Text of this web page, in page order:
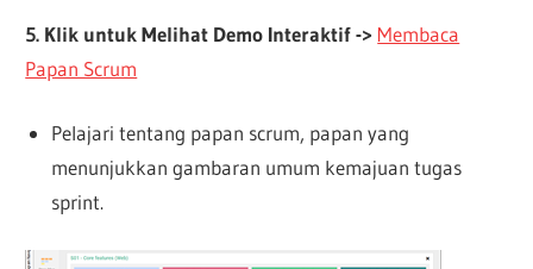
5. Klik untuk Melihat Demo Interaktif -> Membaca
Papan Scrum
Pelajari tentang papan scrum, papan yang
menunjukkan gambaran umum kemajuan tugas
sprint.